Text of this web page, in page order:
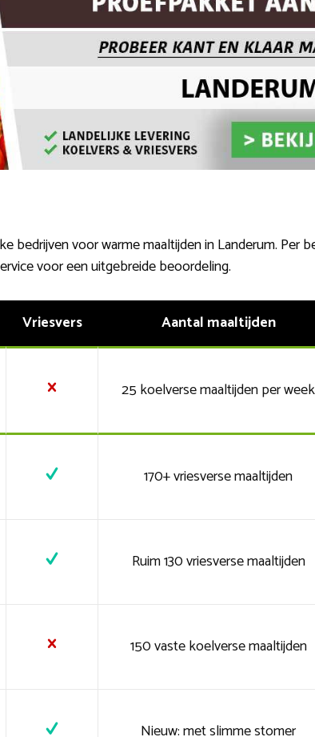
bedrijven voor warme maaltijden in Landerum. Per
voor een uitgebreide beoordeling.
Vriesvers Aantal maaltijden
25 koelverse maaltijden per week
170+ vriesverse maaltijden
Ruim 130 vriesverse maaltijden
150 vaste koelverse maaltijden
Nieuw: met slimme stomer